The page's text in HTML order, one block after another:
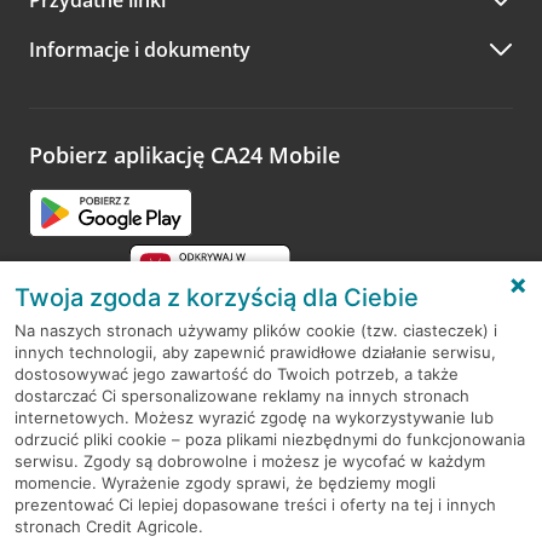
A po wizycie…
Zachęcamy do podzielenia się z nami opinią o wizycie.
opinie.
Informacje i dokumenty
Pobierz aplikację CA24 Mobile
RODO
Regulamin serwisu
Mapa serwisu
PolitykaCookies
Twoja zgoda z korzyścią dla Ciebie
Na naszych stronach używamy plików cookie (tzw. ciasteczek) i
innych technologii, aby zapewnić prawidłowe działanie serwisu,
dostosowywać jego zawartość do Twoich potrzeb, a także
dostarczać Ci spersonalizowane reklamy na innych stronach
internetowych. Możesz wyrazić zgodę na wykorzystywanie lub
odrzucić pliki cookie – poza plikami niezbędnymi do funkcjonowania
serwisu. Zgody są dobrowolne i możesz je wycofać w każdym
momencie. Wyrażenie zgody sprawi, że będziemy mogli
prezentować Ci lepiej dopasowane treści i oferty na tej i innych
stronach Credit Agricole.